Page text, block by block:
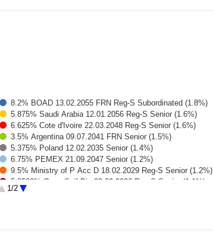
8.2% BOAD 13.02.2055 FRN Reg-S Subordinated (1.8%)
5.875% Saudi Arabia 12.01.2056 Reg-S Senior (1.6%)
6.625% Cote d'Ivoire 22.03.2048 Reg-S Senior (1.6%)
3.5% Argentina 09.07.2041 FRN Senior (1.5%)
5.375% Poland 12.02.2035 Senior (1.4%)
6.75% PEMEX 21.09.2047 Senior (1.2%)
9.5% Ministry of P Acc D 18.02.2029 Reg-S Senior (1.2%)
5.8528% GreenSaif Pip 23.02.2036 Reg-S Senior (1.1%)
6.5% Colombia 26.11.2038 Senior (1.1%)
1/2